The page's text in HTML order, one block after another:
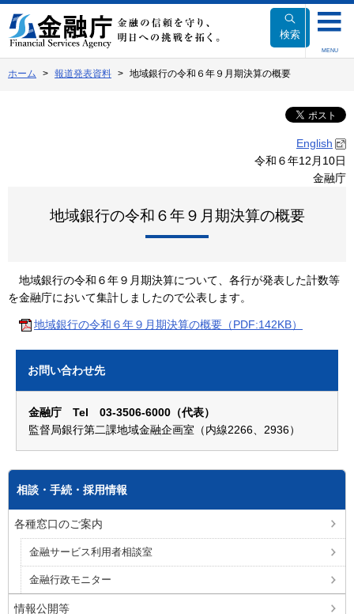
文
へ
動
検索
MENU
ホーム 報道発表資料 地域銀行の令和６年９月期決算の概要
English
令和６年12月10日
金融庁
地域銀行の令和６年９月期決算の概要
地域銀行の令和６年９月期決算について、各行が発表した計数等
を金融庁において集計しましたので公表します。
地域銀行の令和６年９月期決算の概要（PDF:142KB）
お問い合わせ先
金融庁 Tel 03-3506-6000（代表）
監督局銀行第二課地域金融企画室（内線2266、2936）
相談・手続・採用情報
各種窓口のご案内
金融サービス利用者相談室
金融行政モニター
情報公開等